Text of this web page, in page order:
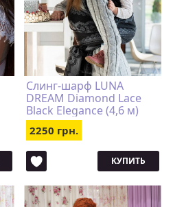
Слинг-шарф LUNA
DREAM Diamond Lace
Black Elegance (4,6 м)
2250 грн.
КУПИТЬ